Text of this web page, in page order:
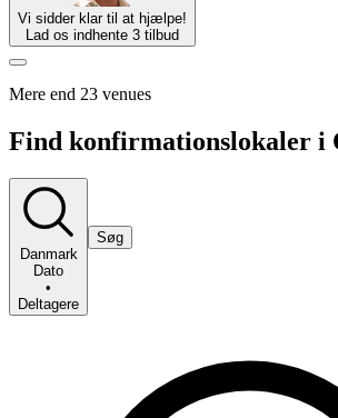
Vi sidder klar til at hjælpe!
Lad os indhente 3 tilbud
Mere end 23 venues
Find konfirmationslokaler i
Danmark
Dato
•
Deltagere
Søg